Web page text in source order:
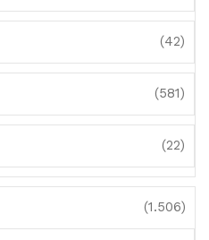
(42)
(581)
(22)
(1.506)